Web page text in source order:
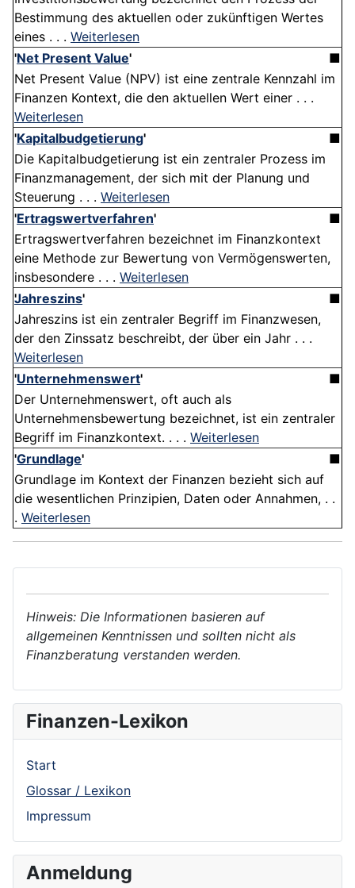
Bestimmung des aktuellen oder zukünftigen Wertes
eines . . . Weiterlesen
'Net Present Value'
■
Net Present Value (NPV) ist eine zentrale Kennzahl im
Finanzen Kontext, die den aktuellen Wert einer . . .
Weiterlesen
'Kapitalbudgetierung'
■
Die Kapitalbudgetierung ist ein zentraler Prozess im
Finanzmanagement, der sich mit der Planung und
Steuerung . . . Weiterlesen
'Ertragswertverfahren'
■
Ertragswertverfahren bezeichnet im Finanzkontext
eine Methode zur Bewertung von Vermögenswerten,
insbesondere . . . Weiterlesen
Jahreszins'
■
Jahreszins ist ein zentraler Begriff im Finanzwesen,
der den Zinssatz beschreibt, der über ein Jahr . . .
Weiterlesen
'Unternehmenswert'
■
Der Unternehmenswert, oft auch als
Unternehmensbewertung bezeichnet, ist ein zentraler
Begriff im Finanzkontext. . . . Weiterlesen
'Grundlage'
■
Grundlage im Kontext der Finanzen bezieht sich auf
die wesentlichen Prinzipien, Daten oder Annahmen, . .
. Weiterlesen
Hinweis: Die Informationen basieren auf
allgemeinen Kenntnissen und sollten nicht als
Finanzberatung verstanden werden.
Finanzen-Lexikon
Start
Glossar / Lexikon
Impressum
Anmeldung